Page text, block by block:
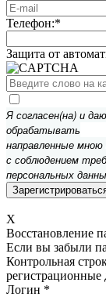
Телефон:*
Защита от
Я согласен(на) и
обрабатывать
направленные мною
с соблюдением
персональных
X
Восстановление
Если вы забыли
Контрольная
Логин *